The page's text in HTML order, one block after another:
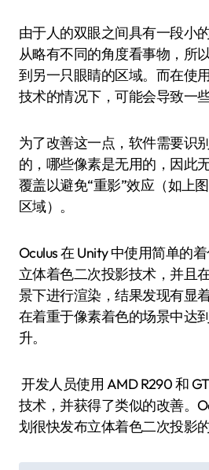
由于人的双眼之间具有一段小
从略有不同的角度看事物，所
到另一只眼睛的区域。而在使
技术的情况下，可能会导致一
为了改善这一点，软件需要识
的，哪些像素是无用的，因此
覆盖以避免“重影”效应（如上
区域）。
Oculus 在 Unity 中使用简单的
立体着色二次投影技术，并且
景下进行渲染，结果发现有显
在着重于像素着色的场景中达
升。
开发人员使用 AMD R290 和
技术，并获得了类似的改善。
划很快发布立体着色二次投影的